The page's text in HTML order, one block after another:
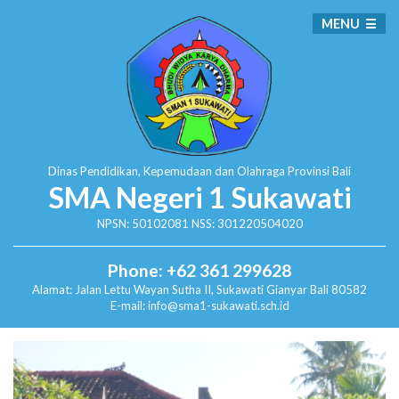
Dinas Pendidikan, Kepemudaan dan Olahraga Provinsi Bali
SMA Negeri 1 Sukawati
NPSN: 50102081 NSS: 301220504020
Phone: +62 361 299628
Alamat: Jalan Lettu Wayan Sutha II, SukawatiGianyar Bali 80582
E-mail: info@sma1-sukawati.sch.id
MENU